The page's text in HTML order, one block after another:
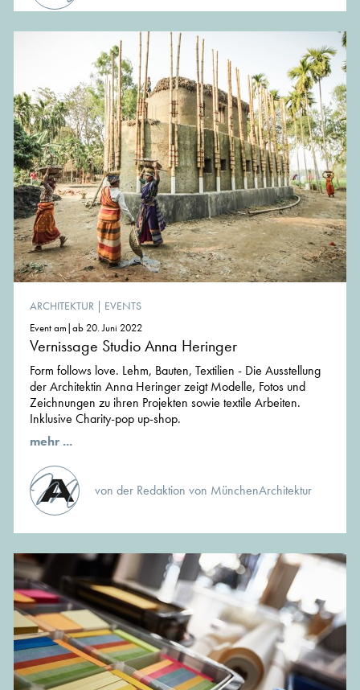
ARCHITEKTUR | EVENTS
Event am|ab 20. Juni 2022
Vernissage Studio Anna Heringer
Form follows love. Lehm, Bauten, Textilien - Die Ausstellung
der Architektin Anna Heringer zeigt Modelle, Fotos und
Zeichnungen zu ihren Projekten sowie textile Arbeiten.
Inklusive Charity-pop up-shop.
mehr ...
von der Redaktion von MünchenArchitektur